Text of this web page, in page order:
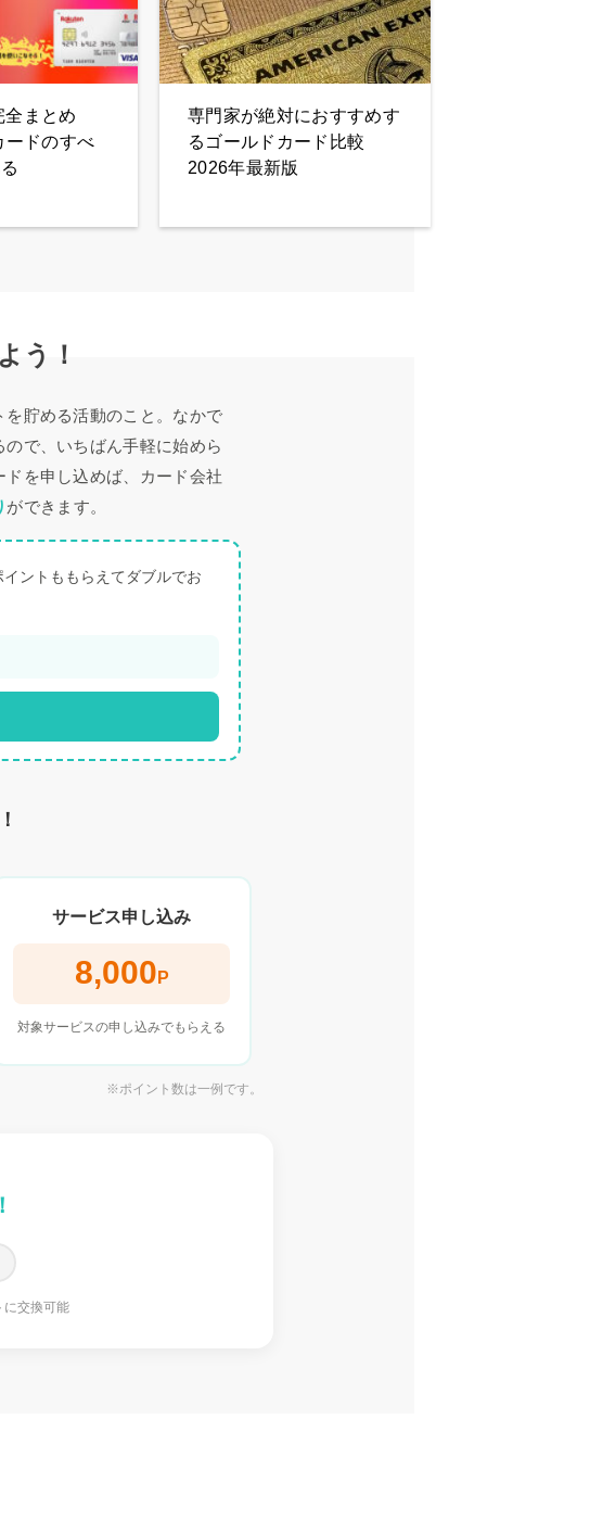
全まとめ
ードのすべ
専門家が絶対におすすめす
るゴールドカード比較
2026年最新版
う！
を貯める活動のこと。なかで
で、いちばん手軽に始めら
を申し込めば、カード会社
ができます。
ントももらえてダブルでお
サービス申し込み
8,000 P
対象サービスの申し込みでもらえる
※ポイント数は一例です。
に交換可能